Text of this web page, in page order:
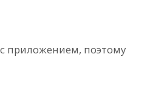
приложением, поэтому